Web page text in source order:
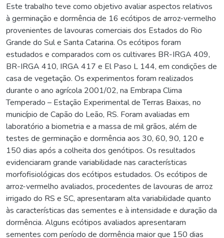
Este trabalho teve como objetivo avaliar aspectos relativos
à germinação e dormência de 16 ecótipos de arroz-vermelho
provenientes de lavouras comerciais dos Estados do Rio
Grande do Sul e Santa Catarina. Os ecótipos foram
estudados e comparados com os cultivares BR-IRGA 409,
BR-IRGA 410, IRGA 417 e El Paso L 144, em condições de
casa de vegetação. Os experimentos foram realizados
durante o ano agrícola 2001/02, na Embrapa Clima
Temperado – Estação Experimental de Terras Baixas, no
município de Capão do Leão, RS. Foram avaliadas em
laboratório a biometria e a massa de mil grãos, além de
testes de germinação e dormência aos 30, 60, 90, 120 e
150 dias após a colheita dos genótipos. Os resultados
evidenciaram grande variabilidade nas características
morfofisiológicas dos ecótipos estudados. Os ecótipos de
arroz-vermelho avaliados, procedentes de lavouras de arroz
irrigado do RS e SC, apresentaram alta variabilidade quanto
às características das sementes e à intensidade e duração da
dormência. Alguns ecótipos avaliados apresentaram
sementes com período de dormência maior que 150 dias